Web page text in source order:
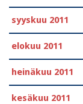
syyskuu 2011
elokuu 2011
heinäkuu 2011
kesäkuu 2011